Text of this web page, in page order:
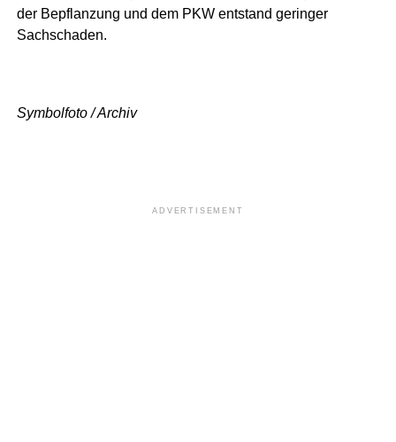
der Bepflanzung und dem PKW entstand geringer
Sachschaden.
Symbolfoto / Archiv
ADVERTISEMENT